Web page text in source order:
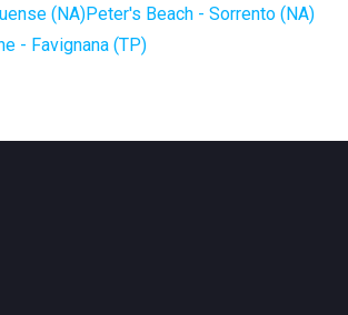
(NA)Peter's Beach - Sorrento (NA)
- Favignana (TP)